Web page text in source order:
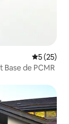
5 de uma
5 (25)
de PCMR